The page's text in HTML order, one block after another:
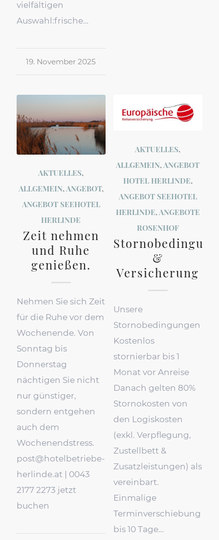
vielfältigen
Auswahl:frische…
19. November 2025
AKTUELLES,
ALLGEMEIN,ANGEBOT,
ANGEBOT SEEHOTEL
HERLINDE
Zeit nehmen
und Ruhe
genießen.
Nehmen Sie sich Zeit
für die Ruhe vor dem
Wochenende. Von
Sonntag bis
Donnerstag
nächtigen Sie nicht
nur günstiger,
sondern entgehen
auch dem
Wochenendstress.
post@hotelbetriebe-
herlinde.at | 0043
2177 2273 jetzt
buchen
AKTUELLES,
ALLGEMEIN, ANGEBOT
HOTEL HERLINDE,
ANGEBOT SEEHOTEL
HERLINDE, ANGEBOTE
ROSENHOF
&
Versicherung
Unsere
Stornobedingungen
Kostenlos
stornierbar bis 1
Monat vor Anreise
Danach gelten 80%
Stornokosten von
den Logiskosten
(exkl. Verpflegung,
Zustellbett &
Zusatzleistungen) als
vereinbart.
Einmalige
Terminverschiebung
bis 10 Tage…